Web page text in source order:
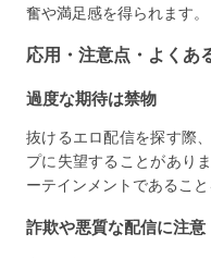
奮や満足感を得られます。
応用・注意点・よくあ
過度な期待は禁物
抜けるエロ配信を探す際
プに失望することがあり
ーテインメントであること
詐欺や悪質な配信に注意